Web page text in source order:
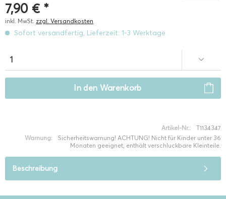
7,90 € *
inkl. MwSt. zzgl. Versandkosten
Sofort versandfertig, Lieferzeit: 1-3 Werktage
In den Warenkorb
Artikel-Nr.:
T1134347
Warnung:
Sicherheitswarnung! ACHTUNG! Nicht für Kinder unter 36
Monaten geeignet, enthält verschluckbare Kleinteile.
Beschreibung